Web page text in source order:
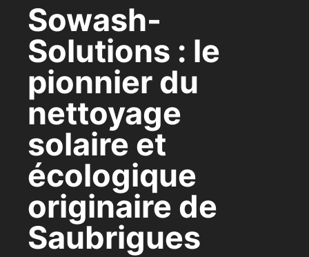
Sowash-
Solutions : le
pionnier du
nettoyage
solaire et
écologique
originaire de
Saubrigues